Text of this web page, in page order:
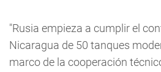
"Rusia empieza a cumplir el
Nicaragua de 50 tanques
marco de la cooperación